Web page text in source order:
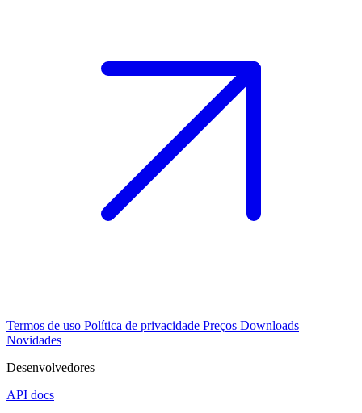
Termos de uso Política de privacidade Preços Downloads
Novidades
Desenvolvedores
API docs